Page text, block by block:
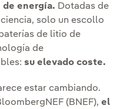
de energía. Dotadas de
solo un escollo
de litio de
de
su elevado coste.
estar cambiando.
(BNEF), el